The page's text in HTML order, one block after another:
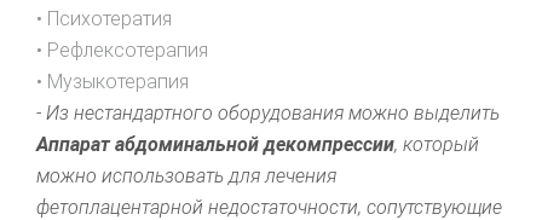
• Психотератия
• Рефлексотерапия
• Музыкотерапия
- Из нестандартного оборудования можно выделить
Аппарат абдоминальной декомпрессии, который
можно использовать для лечения
фетоплацентарной недостаточности, сопутствующие